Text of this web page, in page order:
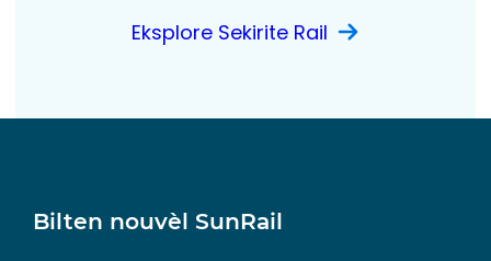
Eksplore Sekirite Rail
Bilten nouvèl SunRail